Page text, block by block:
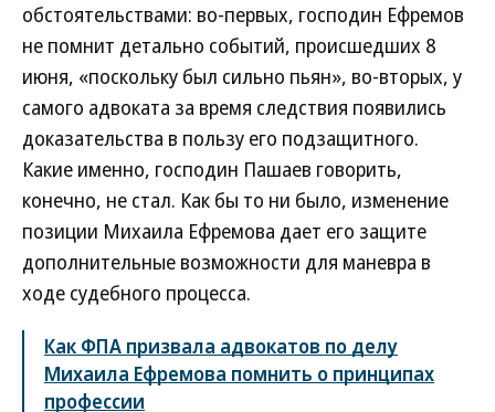
обстоятельствами: во-первых, господин Ефремов
не помнит детально событий, происшедших 8
июня, «поскольку был сильно пьян», во-вторых, у
самого адвоката за время следствия появились
доказательства в пользу его подзащитного.
Какие именно, господин Пашаев говорить,
конечно, не стал. Как бы то ни было, изменение
позиции Михаила Ефремова дает его защите
дополнительные возможности для маневра в
ходе судебного процесса.
Как ФПА призвала адвокатов по делу
Михаила Ефремова помнить о принципах
профессии